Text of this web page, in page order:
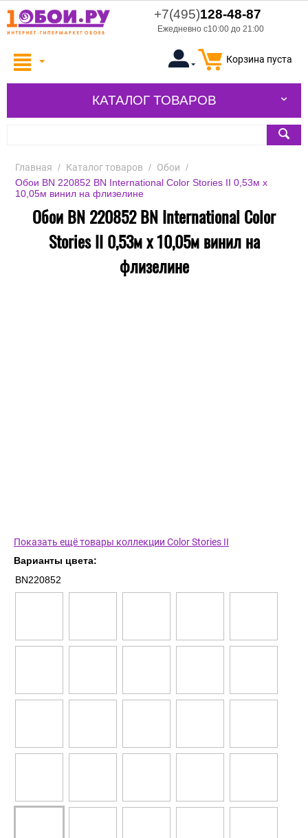
+7(495)128-48-87
Ежедневно с10:00 до 21:00
Корзина пуста
КАТАЛОГ ТОВАРОВ
Главная / Каталог товаров / Обои /
Обои BN 220852 BN International Color Stories II 0,53м x
10,05м винил на флизелине
Обои BN 220852 BN International Color
Stories II 0,53м x 10,05м винил на
флизелине
Показать ещё товары коллекции Color Stories II
Варианты цвета:
BN220852